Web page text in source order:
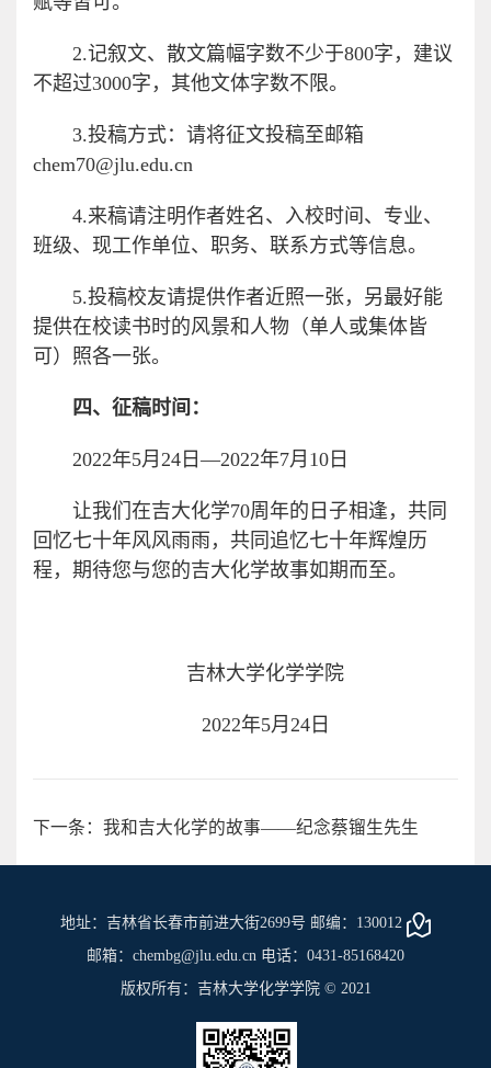
2.记叙文、散文篇幅字数不少于800字，建议
不超过3000字，其他文体字数不限。
3.投稿方式：请将征文投稿至邮箱
chem70@jlu.edu.cn
4.来稿请注明作者姓名、入校时间、专业、
班级、现工作单位、职务、联系方式等信息。
5.投稿校友请提供作者近照一张，另最好能
提供在校读书时的风景和人物（单人或集体皆
可）照各一张。
四、征稿时间：
2022年5月24日—2022年7月10日
让我们在吉大化学70周年的日子相逢，共同
回忆七十年风风雨雨，共同追忆七十年辉煌历
程，期待您与您的吉大化学故事如期而至。
吉林大学化学学院
2022年5月24日
下一条：我和吉大化学的故事——纪念蔡镏生先生
地址：吉林省长春市前进大街2699号 邮编：130012
邮箱：chembg@jlu.edu.cn 电话：0431-85168420
版权所有：吉林大学化学学院 © 2021